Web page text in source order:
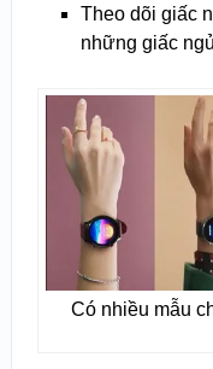
Theo dõi giấc
những giấc
Có nhiều mẫu